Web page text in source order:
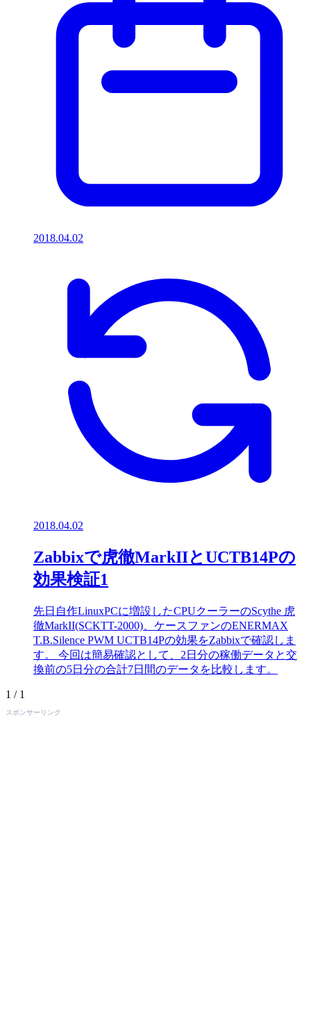
2018.04.02
2018.04.02
Zabbixで虎徹MarkIIとUCTB14Pの
効果検証1
先日自作LinuxPCに増設したCPUクーラーのScythe 虎
徹MarkII(SCKTT-2000)、ケースファンのENERMAX
T.B.Silence PWM UCTB14Pの効果をZabbixで確認しま
す。 今回は簡易確認として、2日分の稼働データと交
換前の5日分の合計7日間のデータを比較します。
1 / 1
スポンサーリンク